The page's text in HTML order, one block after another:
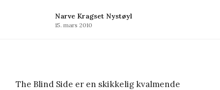
Narve Kragset Nystøyl
15. mars 2010
The Blind Side er en skikkelig kvalmende